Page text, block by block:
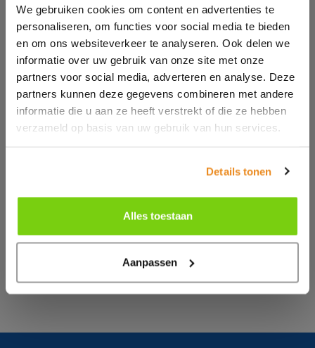
We gebruiken cookies om content en advertenties te
personaliseren, om functies voor social media te bieden
en om ons websiteverkeer te analyseren. Ook delen we
informatie over uw gebruik van onze site met onze
partners voor social media, adverteren en analyse. Deze
partners kunnen deze gegevens combineren met andere
informatie die u aan ze heeft verstrekt of die ze hebben
verzameld op basis van uw gebruik van hun services.
Details tonen
Alles toestaan
Aanpassen
Bole
Chinchio Sergio
Crizaf
Industrial Frigo
Matsui
Mesutronic
SchirpMAG
Sysmetric
Vismec
Alle filters wissen
Transportbanden voor de
kunststofverwerkende industrie
Crizaf is al jarenlang een betrouwbare leverancier van
transportbanden voor de kunststofverwerkende
Een groot assortiment van PVC-banden en modulaire
worden. Benieuwd naar de opties? Neem contact met